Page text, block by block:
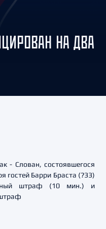
НА ДВА
- Слован, состоявшегося
гостей Барри Браста (?33)
штраф (10 мин.) и